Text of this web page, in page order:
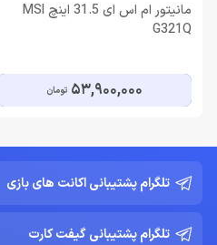
مانیتور ام اس ای 31.5 اینچ MSI
G321Q
53,900,000 تومان
تلگرام پشتیبانی اکانت های بازی
تلگرام پشتیبانی گیفت کارت